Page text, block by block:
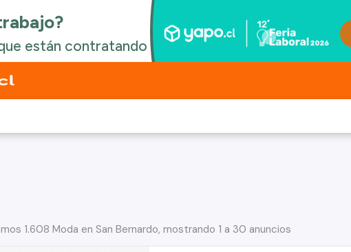
1.608 Moda en San Bernardo, mostrando 1 a 30 anuncios